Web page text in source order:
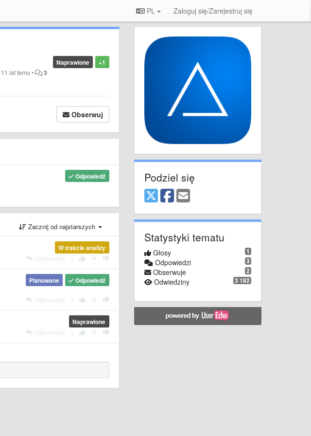
PL Zaloguj się/Zarejestruj się
+1
Naprawione
11 lat temu • 3
Obserwuj
Odpowiedź
Zacznij od najstarszych
W trakcie analizy
Odpowiedz
Odpowiedź
Planowane
Odpowiedz
Naprawione
Odpowiedz
Podziel się
Statystyki tematu
1
Głosy
3
Odpowiedzi
2
Obserwuje
3 182
Odwiedziny